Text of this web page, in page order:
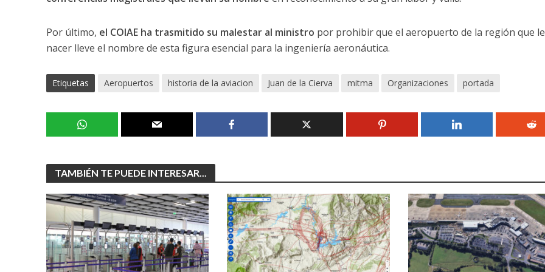
Por último, el COIAE ha trasmitido su malestar al ministro por prohibir que el aeropuerto de la región que
nacer lleve el nombre de esta figura esencial para la ingeniería aeronáutica.
Etiquetas Aeropuertos historia de la aviacion Juan de la Cierva mitma Organizaciones portada
TAMBIÉN TE PUEDE INTERESAR...